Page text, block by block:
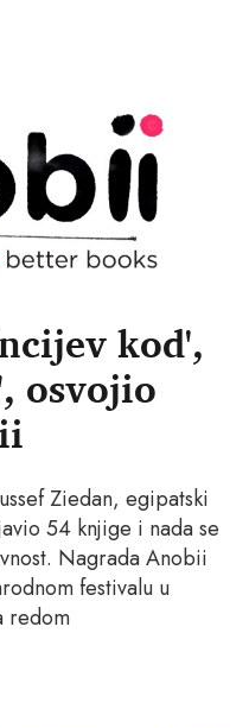
kod',
osvojio
Ziedan, egipatski
54 knjige i nada se
Nagrada Anobii
festivalu u
redom